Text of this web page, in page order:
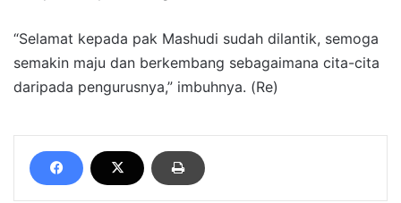
“Selamat kepada pak Mashudi sudah dilantik, semoga
semakin maju dan berkembang sebagaimana cita-cita
daripada pengurusnya,” imbuhnya. (Re)